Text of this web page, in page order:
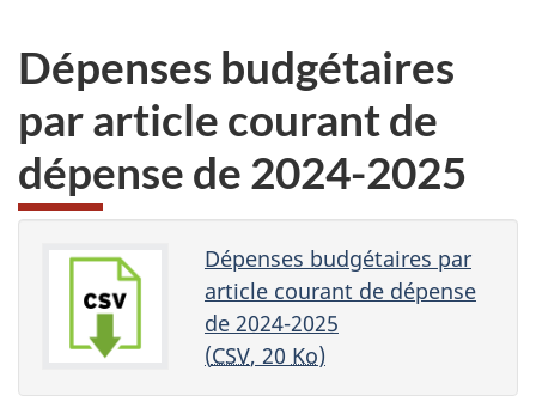
Dépenses budgétaires
par article courant de
dépense de 2024-2025
Dépenses budgétaires par
article courant de dépense
de 2024-2025
(CSV, 20 Ko)